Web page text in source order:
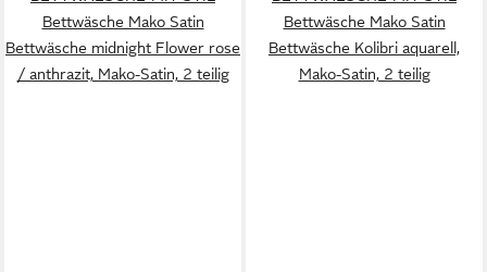
Bettwäsche Mako Satin
Bettwäsche midnight Flower rose
/ anthrazit, Mako-Satin, 2 teilig
Bettwäsche Mako Satin
Bettwäsche Kolibri aquarell,
Mako-Satin, 2 teilig